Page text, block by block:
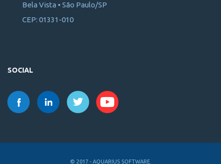
Bela Vista • São Paulo/SP
CEP: 01331-010
SOCIAL
© 2017 - AQUARIUS SOFTWARE.